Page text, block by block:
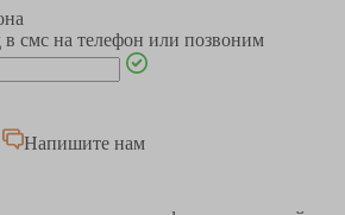
смс на телефон или позвоним
Напишите нам